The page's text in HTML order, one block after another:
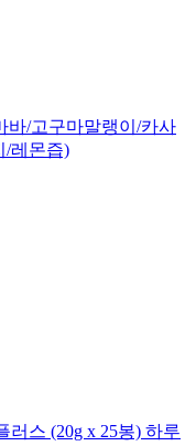
바/고구마말랭이/카사
/레몬즙)
스 (20g x 25봉) 하루